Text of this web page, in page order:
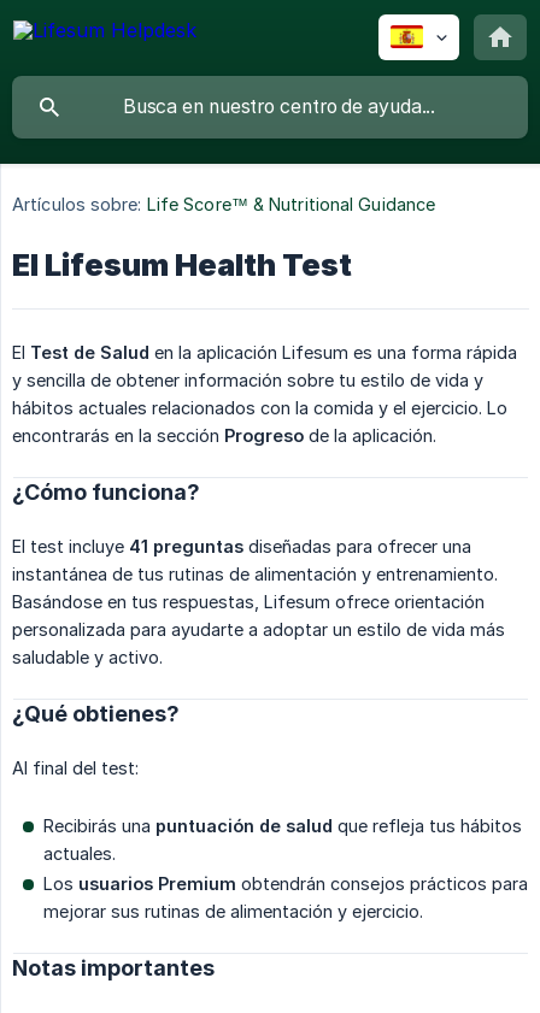
Artículos sobre: Life Score™ & Nutritional Guidance
El Lifesum Health Test
El Test de Salud en la aplicación Lifesum es una forma rápida
y sencilla de obtener información sobre tu estilo de vida y
hábitos actuales relacionados con la comida y el ejercicio. Lo
encontrarás en la sección Progreso de la aplicación.
¿Cómo funciona?
El test incluye 41 preguntas diseñadas para ofrecer una
instantánea de tus rutinas de alimentación y entrenamiento.
Basándose en tus respuestas, Lifesum ofrece orientación
personalizada para ayudarte a adoptar un estilo de vida más
saludable y activo.
¿Qué obtienes?
Al final del test:
Recibirás una puntuación de salud que refleja tus hábitos
actuales.
Los usuarios Premium obtendrán consejos prácticos para
mejorar sus rutinas de alimentación y ejercicio.
Notas importantes